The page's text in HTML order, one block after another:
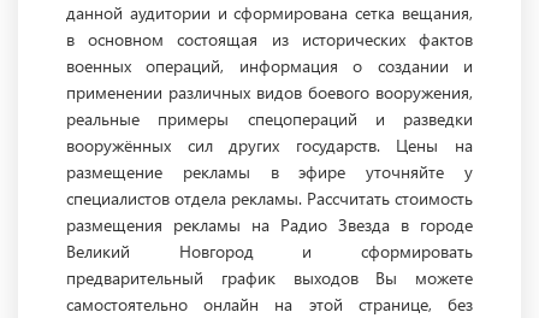
данной аудитории и сформирована сетка вещания,
в основном состоящая из исторических фактов
военных операций, информация о создании и
применении различных видов боевого вооружения,
реальные примеры спецопераций и разведки
вооружённых сил других государств. Цены на
размещение рекламы в эфире уточняйте у
специалистов отдела рекламы. Рассчитать стоимость
размещения рекламы на Радио Звезда в городе
Великий Новгород и сформировать
предварительный график выходов Вы можете
самостоятельно онлайн на этой странице, без